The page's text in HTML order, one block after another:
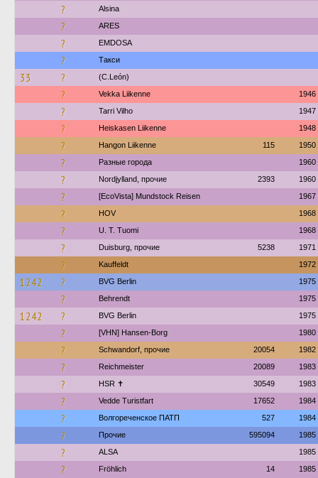
? Alsina
? ARES
? EMDOSA
? Такси
33 ? (C.León)
? Vekka Liikenne 1946
? Tarri Vilho 1947
? Heiskasen Liikenne 1948
? Hangon Liikenne 115 1950
? Разные города 1960
? Nordjylland, прочие 2393 1960
? [EcoVista] Mundstock Reisen 1967
? HOV 1968
? U. T. Tuomi 1968
? Duisburg, прочие 5238 1971
? Kauffeldt 1972
1242 ? BVG Berlin 1975
? Behrendt 1975
1242 ? BVG Berlin 1975
? [VHN] Hansen-Borg 1980
? Schwandorf, прочие 20054 1982
? Reichmeister 20089 1983
? HSR ✝︎ 30549 1983
? Vedde Turistfart 17652 1984
? Волгореченское ПАТП 527 1984
? Прочие 595094 1985
? ALSA 1985
? Fröhlich 14 1985